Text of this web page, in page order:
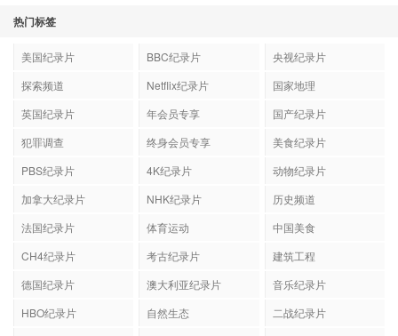
热门标签
美国纪录片 BBC纪录片
央视纪录片
探索频道
Netflix纪录片
国家地理
英国纪录片
年会员专享
国产纪录片
犯罪调查
终身会员专享
美食纪录片
PBS纪录片
4K纪录片
动物纪录片
加拿大纪录片
NHK纪录片
历史频道
法国纪录片
体育运动
中国美食
CH4纪录片
考古纪录片
建筑工程
德国纪录片
澳大利亚纪录片
音乐纪录片
HBO纪录片
自然生态
二战纪录片